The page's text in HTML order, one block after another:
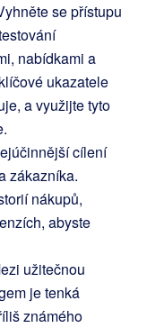
se přístupu
nabídkami a
ukazatele
a využijte tyto
cílení
zákazníka.
nákupů,
abyste
užitečnou
je tenká
známého